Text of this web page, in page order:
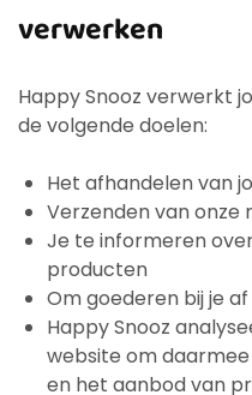
verwerken
Happy Snooz verwerkt
de volgende doelen:
Het afhandelen van
Verzenden van onze
Je te informeren
producten
Om goederen bij je
Happy Snooz
website om
en het aanbod van